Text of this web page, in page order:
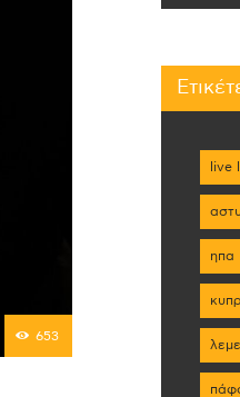
653
live
ηπα